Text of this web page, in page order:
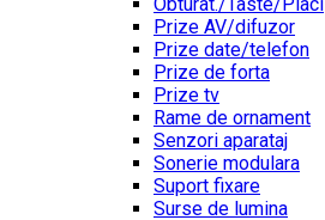
Prize AV/difuzor
Prize date/telefon
Prize de forta
Prize tv
Rame de ornament
Senzori aparataj
Sonerie modulara
Suport fixare
Surse de lumina